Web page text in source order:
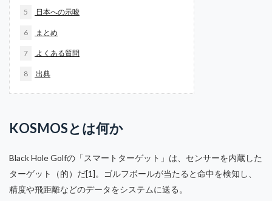
5 日本への示唆
6 まとめ
7 よくある質問
8 出典
KOSMOSとは何か
Black Hole Golfの「スマートターゲット」は、センサーを内蔵した
ターゲット（的）だ[1]。ゴルフボールが当たると命中を検知し、
精度や飛距離などのデータをシステムに送る。